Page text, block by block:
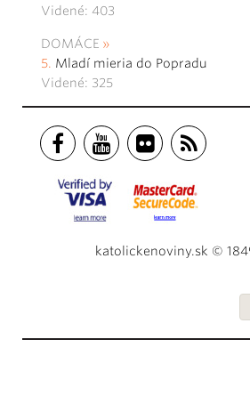
Videné: 403
DOMÁCE
Mladí mieria do Popradu
Videné: 325
katolickenoviny.sk ©